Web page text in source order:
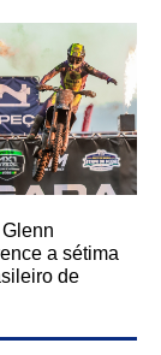
a sétima
de